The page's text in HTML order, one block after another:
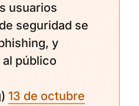
usuarios
seguridad se
y
al público
13 de octubre